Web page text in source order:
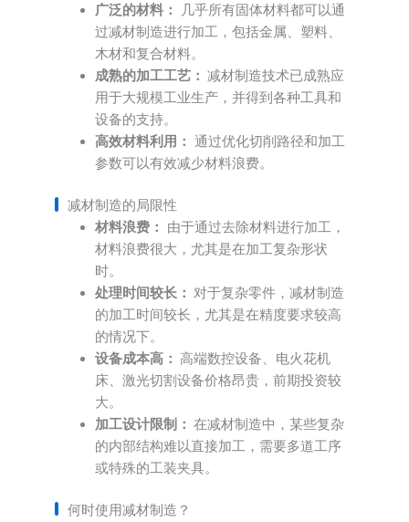
广泛的材料：
几乎所有固体材料都可以通
过减材制造进行加工，包括金属、塑料、
木材和复合材料。
成熟的加工工艺： 减材制造技术已成熟应
用于大规模工业生产，并得到各种工具和
设备的支持。
高效材料利用： 通过优化切削路径和加工
参数可以有效减少材料浪费。
减材制造的局限性
材料浪费：
由于通过去除材料进行加工，
材料浪费很大，尤其是在加工复杂形状
时。
处理时间较长： 对于复杂零件，减材制造
的加工时间较长，尤其是在精度要求较高
的情况下。
设备成本高： 高端数控设备、电火花机
床、激光切割设备价格昂贵，前期投资较
大。
加工设计限制： 在减材制造中，某些复杂
的内部结构难以直接加工，需要多道工序
或特殊的工装夹具。
何时使用减材制造？